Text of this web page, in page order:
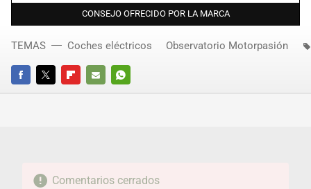
CONSEJO OFRECIDO POR LA MARCA
FACEBOOKTWITTERFLIPBOARD
E-
WHATSAPP
TEMAS Coches eléctricos Observatorio Motorpasión
Comentarios cerrados